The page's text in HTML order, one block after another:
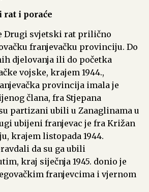
rat i poraće
Drugi svjetski rat prilično
franjevačku provinciju. Do
djelovanja ili do početka
vojske, krajem 1944.,
provincija imala je
člana, fra Stjepana
partizani ubili u Zanaglinama u
ubijeni franjevac je fra Križan
krajem listopada 1944.
da su ga ubili
kraj siječnja 1945. donio je
franjevcima i vjernom